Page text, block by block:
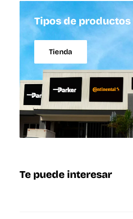
Tipos de productos
Tienda
Te puede interesar